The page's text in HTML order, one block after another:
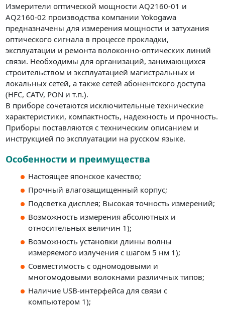
Измерители оптической мощности AQ2160-01 и
AQ2160-02 производства компании Yokogawa
предназначены для измерения мощности и затухания
оптического сигнала в процессе прокладки,
эксплуатации и ремонта волоконно-оптических линий
связи. Необходимы для организаций, занимающихся
строительством и эксплуатацией магистральных и
локальных сетей, а также сетей абонентского доступа
(HFC, CATV, PON и т.п.).
В приборе сочетаются исключительные технические
характеристики, компактность, надежность и прочность.
Приборы поставляются с техническим описанием и
инструкцией по эксплуатации на русском языке.
Особенности и преимущества
Настоящее японское качество;
Прочный влагозащищенный корпус;
Подсветка дисплея; Высокая точность измерений;
Возможность измерения абсолютных и
относительных величин 1);
Возможность установки длины волны
измеряемого излучения с шагом 5 нм 1);
Совместимость с одномодовыми и
многомодовыми волокнами различных типов;
Наличие USB-интерфейса для связи с
компьютером 1);